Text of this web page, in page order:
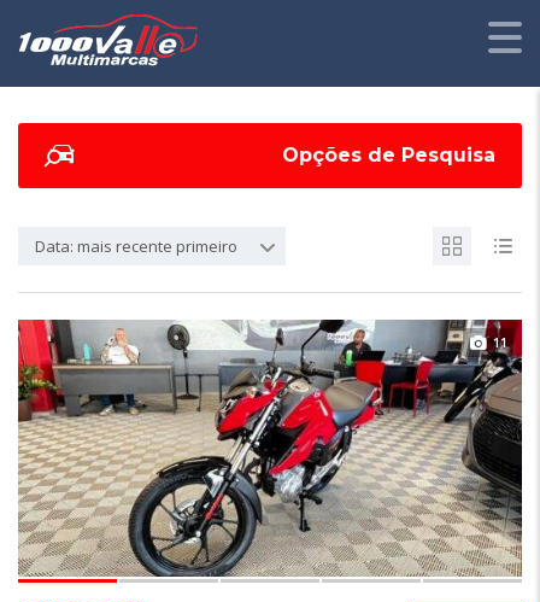
Opções de Pesquisa
Data: mais recente primeiro
11